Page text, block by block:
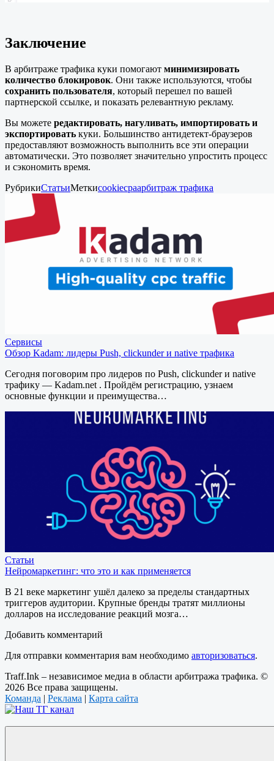
Заключение
В арбитраже трафика куки помогают минимизировать
количество блокировок. Они также используются, чтобы
сохранить пользователя, который перешел по вашей
партнерской ссылке, и показать релевантную рекламу.
Вы можете редактировать, нагуливать, импортировать и
экспортировать куки. Большинство антидетект-браузеров
предоставляют возможность выполнить все эти операции
автоматически. Это позволяет значительно упростить процесс
и сэкономить время.
РубрикиСтатьиМеткиcookiecpaарбитраж трафика
Сервисы
Обзор Kadam: лидеры Push, clickunder и native трафика
Сегодня поговорим про лидеров по Push, clickunder и native
трафику — Kadam.net . Пройдём регистрацию, узнаем
основные функции и преимущества…
Статьи
Нейромаркетинг: что это и как применяется
В 21 веке маркетинг ушёл далеко за пределы стандартных
триггеров аудитории. Крупные бренды тратят миллионы
долларов на исследование реакций мозга…
Добавить комментарий
Для отправки комментария вам необходимо авторизоваться.
Traff.Ink – независимое медиа в области арбитража трафика. ©
2026 Все права защищены.
Команда | Реклама | Карта сайта